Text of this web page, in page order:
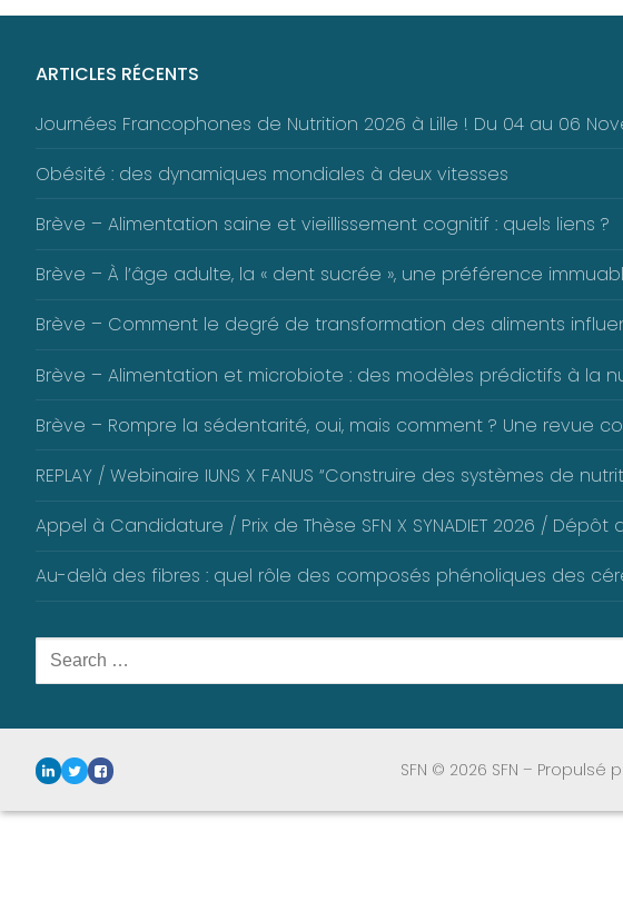
ARTICLES RÉCENTS
Journées Francophones de Nutrition 2026 à Lille ! Du 04 au 06
Obésité : des dynamiques mondiales à deux vitesses
Brève – Alimentation saine et vieillissement cognitif : quels liens ?
Brève – À l’âge adulte, la « dent sucrée », une préférence
Brève – Comment le degré de transformation des aliments
Brève – Alimentation et microbiote : des modèles prédictifs à la
Brève – Rompre la sédentarité, oui, mais comment ? Une revue
REPLAY / Webinaire IUNS X FANUS “Construire des systèmes de
Appel à Candidature / Prix de Thèse SFN X SYNADIET 2026 /
Au-delà des fibres : quel rôle des composés phénoliques des
Rechercher
:
SFN © 2026 SFN – Propulsé